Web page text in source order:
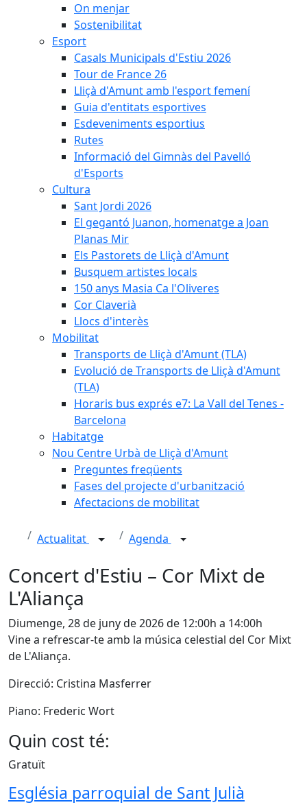
On menjar
Sostenibilitat
Esport
Casals Municipals d'Estiu 2026
Tour de France 26
Lliçà d'Amunt amb l'esport femení
Guia d'entitats esportives
Esdeveniments esportius
Rutes
Informació del Gimnàs del Pavelló
d'Esports
Cultura
Sant Jordi 2026
El gegantó Juanon, homenatge a Joan
Planas Mir
Els Pastorets de Lliçà d'Amunt
Busquem artistes locals
150 anys Masia Ca l'Oliveres
Cor Claverià
Llocs d'interès
Mobilitat
Transports de Lliçà d'Amunt (TLA)
Evolució de Transports de Lliçà d'Amunt
(TLA)
Horaris bus exprés e7: La Vall del Tenes -
Barcelona
Habitatge
Nou Centre Urbà de Lliçà d'Amunt
Preguntes freqüents
Fases del projecte d'urbanització
Afectacions de mobilitat
Actualitat Agenda
Concert d'Estiu – Cor Mixt de
L'Aliança
Diumenge, 28 de juny de 2026 de 12:00h a 14:00h
Vine a refrescar-te amb la música celestial del Cor Mixt
de L'Aliança.
Direcció: Cristina Masferrer
Piano: Frederic Wort
Quin cost té:
Gratuït
Església parroquial de Sant Julià